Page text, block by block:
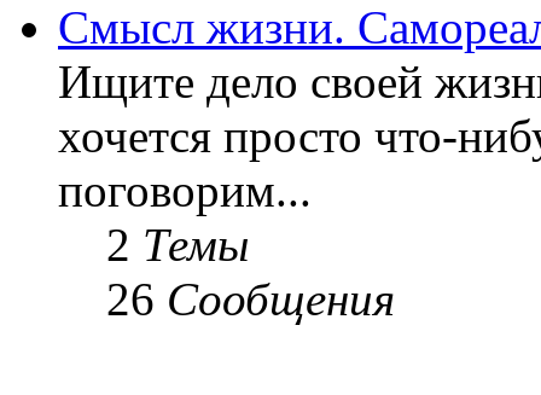
Смысл жизни.
Ищите дело своей
хочется просто что-
поговорим...
2 Темы
26 Сообщения